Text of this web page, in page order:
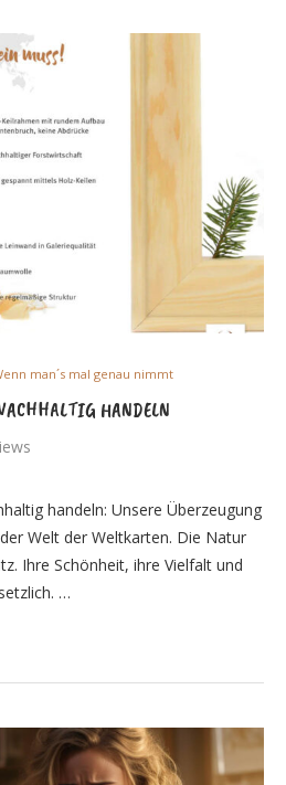
man´s mal genau nimmt
HANDELN
handeln: Unsere Überzeugung
Welt der Weltkarten. Die Natur
Ihre Schönheit, ihre Vielfalt und
…